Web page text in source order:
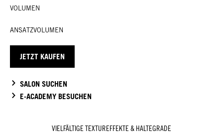
VOLUMEN
ANSATZVOLUMEN
JETZT KAUFEN
SALON SUCHEN
E-ACADEMY BESUCHEN
VIELFÄLTIGE TEXTUREFFEKTE & HALTEGRADE